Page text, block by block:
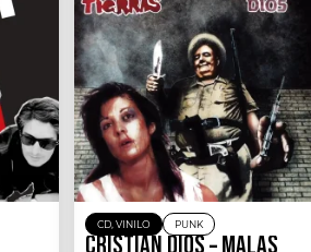
CD, VINILO PUNK
CRISTIAN DIOS – MALAS